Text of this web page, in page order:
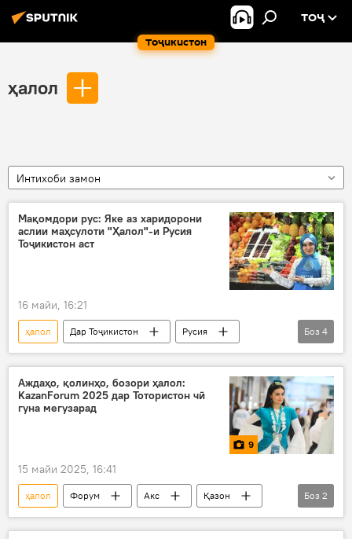
Тоҷикистон
ТОҶ
ҳалол
Интихоби замон
Мақомдори рус: Яке аз харидорони
аслии маҳсулоти "Ҳалол"-и Русия
Тоҷикистон аст
16 майи, 16:21
ҳалол Дар Тоҷикистон
Русия
маҳсулот
содирот
харидорӣ
Иқтисод
Боз 4
Аждаҳо, қолинҳо, бозори ҳалол:
KazanForum 2025 дар Тотористон чӣ
гуна мегузарад
9
15 майи 2025, 16:41
ҳалол Форум Акс
Қазон
қолин
Тотористон
Боз 2